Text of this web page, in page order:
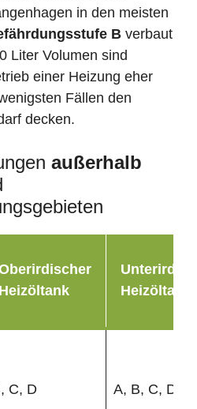
in den meisten
B verbaut
Liter Volumen sind
einer Heizung eher
Fällen den
decken.
außerhalb
Heizöltank
Heizöltank
C, D A, B, C, D